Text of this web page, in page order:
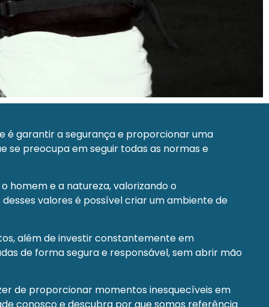
é garantir a segurança e proporcionar uma
se preocupa em seguir todas as normas e
homem e a natureza, valorizando o
valores é possível criar um ambiente de
além de investir constantemente em
de forma segura e responsável, sem abrir mão
de proporcionar momentos inesquecíveis em